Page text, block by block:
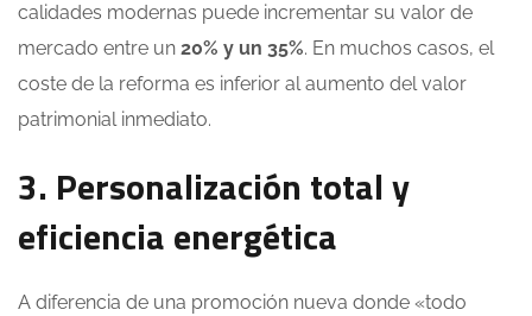
calidades modernas puede incrementar su valor de
mercado entre un 20% y un 35%. En muchos casos, el
coste de la reforma es inferior al aumento del valor
patrimonial inmediato.
3. Personalización total y
eficiencia energética
A diferencia de una promoción nueva donde «todo